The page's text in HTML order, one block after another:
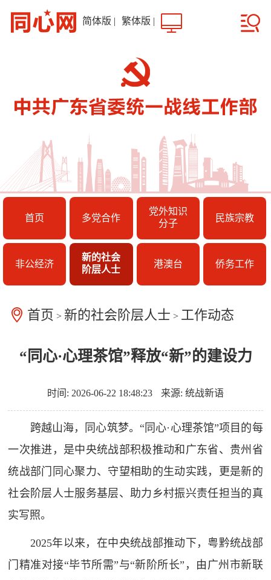
简体版 | 繁体版 |
首页 多党合作
党外知识
分子
民族宗教
非公经济
新的社会
阶层人士
港澳台 侨务工作
首页 > 新的社会阶层人士 > 工作动态
“同心·心理茶馆”释放“新”的建设力
时间: 2026-06-22 18:48:23 来源: 统战新语
跨越山海，同心筑梦。“同心·心理茶馆”项目的每
一次推进，是中央统战部积极推动和广东省、贵州省
统战部门同心聚力、守望相助的生动实践，更是新的
社会阶层人士服务基层、助力乡村振兴责任担当的真
实写照。
2025年以来，在中央统战部推动下，粤黔统战部
门精准对接“毕节所需”与“新阶所长”，由广州市新联